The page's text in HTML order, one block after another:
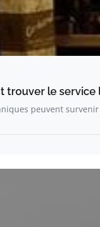
trouver le service
peuvent